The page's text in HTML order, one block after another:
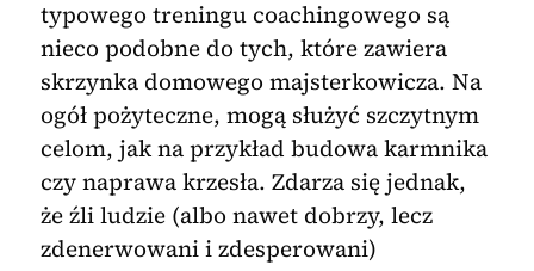
typowego treningu coachingowego są
nieco podobne do tych, które zawiera
skrzynka domowego majsterkowicza. Na
ogół pożyteczne, mogą służyć szczytnym
celom, jak na przykład budowa karmnika
czy naprawa krzesła. Zdarza się jednak,
że źli ludzie (albo nawet dobrzy, lecz
zdenerwowani i zdesperowani)